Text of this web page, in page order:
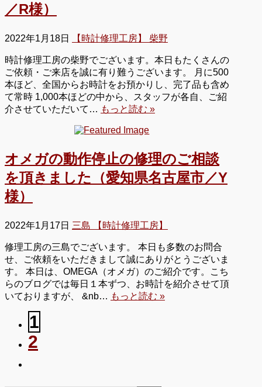
／R様）
2022年1月18日 【時計修理工房】 柴野
時計修理工房の柴野でございます。本日もたくさんの
ご依頼・ご来店を誠に有り難うございます。 月に500
本ほど、全国からお時計をお預かりし、完了品も含め
て常時 1,000本ほどの中から、スタッフが各自、ご紹
介させていただいて… もっと読む »
オメガの動作停止の修理のご相談
を頂きました（愛知県名古屋市／Y
様）
2022年1月17日 三島 【時計修理工房】
修理工房の三島でございます。 本日も多数のお問合
せ、ご依頼をいただきまして誠にありがとうございま
す。 本日は、OMEGA（オメガ）のご紹介です。こち
らのブログでは毎日１本ずつ、お時計を紹介させて頂
いておりますが、 &nb… もっと読む »
1
2